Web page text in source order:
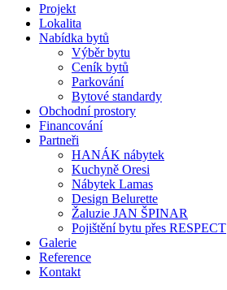
Projekt
Lokalita
Nabídka bytů
Výběr bytu
Ceník bytů
Parkování
Bytové standardy
Obchodní prostory
Financování
Partneři
HANÁK nábytek
Kuchyně Oresi
Nábytek Lamas
Design Belurette
Žaluzie JAN ŠPINAR
Pojištění bytu přes RESPECT
Galerie
Reference
Kontakt